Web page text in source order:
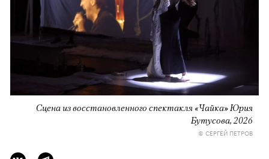
Сцена из восстановленного спектакля «Чайка» Юрия
Бутусова, 2026
© СЕРГЕЙ ПЕТРОВ